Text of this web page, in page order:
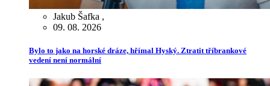
Jakub Šafka ,
09. 08. 2026
Bylo to jako na horské dráze, hřímal Hyský. Ztratit tříbrankové
vedení není normální